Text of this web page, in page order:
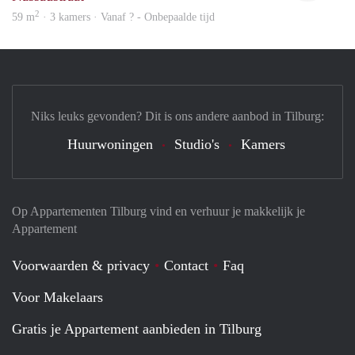
59 m2 · 3 kamers · Vanaf ? - Onbepaalde tijd
Op Appartementen Tilburg vind en verhuur je makkelijk je
Appartement
Voorwaarden & privacy Contact
Faq
Voor Makelaars
Gratis je Appartement aanbieden in Tilburg
Niks leuks gevonden? Dit is ons andere aanbod in Tilburg:
Huurwoningen Studio's Kamers